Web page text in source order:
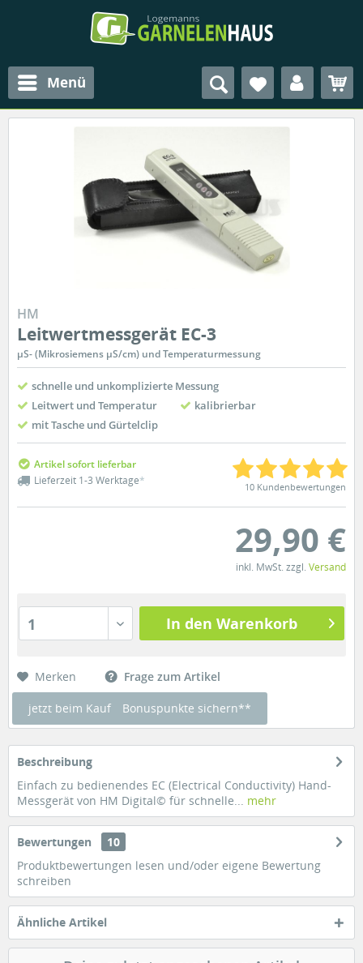
Menü
HM
Leitwertmessgerät EC-3
µS- (Mikrosiemens µS/cm) und Temperaturmessung
schnelle und unkomplizierte Messung
Leitwert und Temperatur
kalibrierbar
mit Tasche und Gürtelclip
Artikel sofort lieferbar
Lieferzeit 1-3 Werktage* 10 Kundenbewertungen
29,90 €
inkl. MwSt. zzgl. Versand
1 In den Warenkorb
Merken Frage zum Artikel
jetzt beim Kauf Bonuspunkte sichern**
Beschreibung
Einfach zu bedienendes EC (Electrical Conductivity) Hand-
Messgerät von HM Digital© für schnelle... mehr
Bewertungen
10
Produktbewertungen lesen und/oder eigene Bewertung
schreiben
Ähnliche Artikel